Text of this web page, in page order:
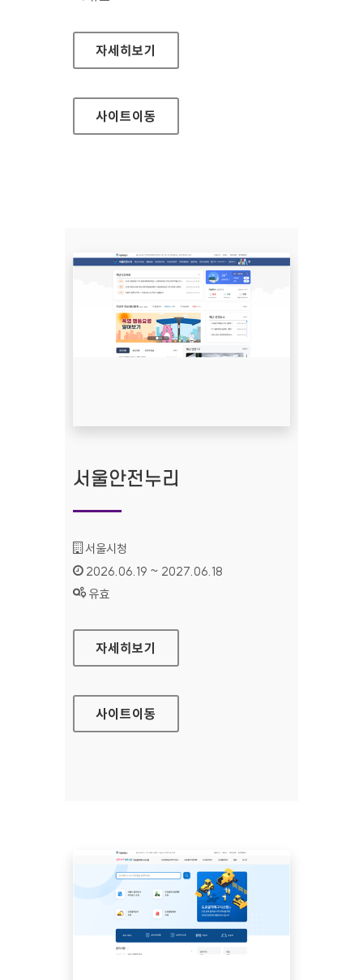
(사)한국장애인단체총연합회 한국정보접근성인
자세히보기
사이트이동
서울안전누리
기관명 :
서울시청
인증기간 :
2026.06.19 ~ 2027.06.18
상태 :
유효
서울안전누리
자세히보기
사이트이동